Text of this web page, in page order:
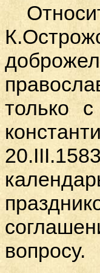
только
20.III
вопросу.